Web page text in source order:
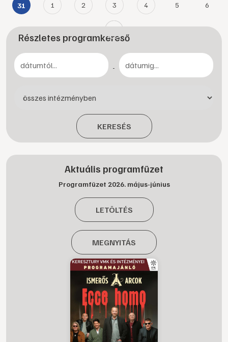
31 1 2 3 4 5 6
Részletes programkereső
-
KERESÉS
Aktuális programfüzet
Programfüzet 2026. május-június
LETÖLTÉS
MEGNYITÁS